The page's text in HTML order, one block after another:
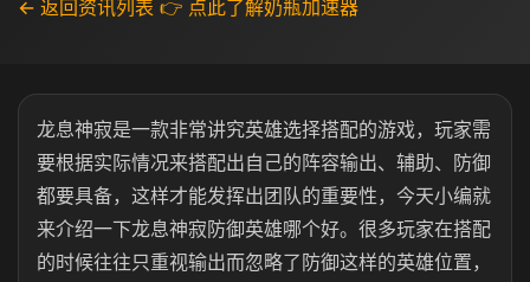
← 返回资讯列表 👉 点此了解奶瓶加速器
龙息神寂是一款非常讲究英雄选择搭配的游戏，玩家需
要根据实际情况来搭配出自己的阵容输出、辅助、防御
都要具备，这样才能发挥出团队的重要性，今天小编就
来介绍一下龙息神寂防御英雄哪个好。很多玩家在搭配
的时候往往只重视输出而忽略了防御这样的英雄位置，